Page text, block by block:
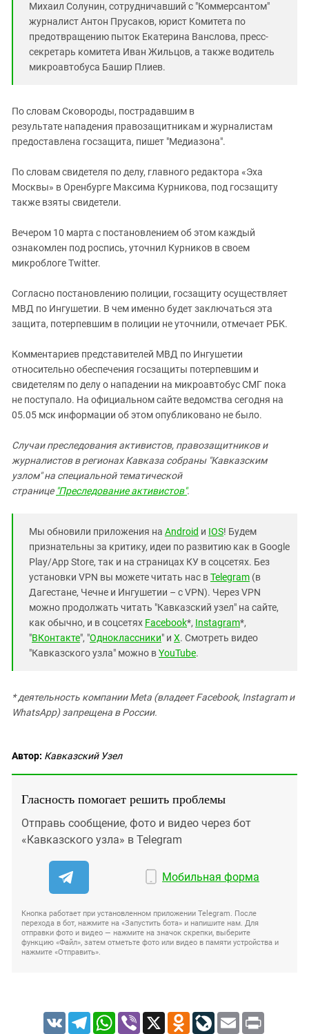
Михаил Солунин, сотрудничавший с "Коммерсантом"
журналист Антон Прусаков, юрист Комитета по
предотвращению пыток Екатерина Ванслова, пресс-
секретарь комитета Иван Жильцов, а также водитель
микроавтобуса Башир Плиев.
По словам Сковороды, пострадавшим в
результате нападения правозащитникам и журналистам
предоставлена госзащита, пишет "Медиазона".
По словам свидетеля по делу, главного редактора «Эха
Москвы» в Оренбурге Максима Курникова, под госзащиту
также взяты свидетели.
Вечером 10 марта с постановлением об этом каждый
ознакомлен под роспись, уточнил Курников в своем
микроблоге Twitter.
Согласно постановлению полиции, госзащиту осуществляет
МВД по Ингушетии. В чем именно будет заключаться эта
защита, потерпевшим в полиции не уточнили, отмечает РБК.
Комментариев представителей МВД по Ингушетии
относительно обеспечения госзащиты потерпевшим и
свидетелям по делу о нападении на микроавтобус СМГ пока
не поступало. На официальном сайте ведомства сегодня на
05.05 мск информации об этом опубликовано не было.
Случаи преследования активистов, правозащитников и
журналистов в регионах Кавказа собраны "Кавказским
узлом" на специальной тематической
странице "Преследование активистов".
Мы обновили приложения на Android и IOS! Будем
признательны за критику, идеи по развитию как в Google
Play/App Store, так и на страницах КУ в соцсетях. Без
установки VPN вы можете читать нас вTelegram (в
Дагестане, Чечне и Ингушетии – с VPN). Через VPN
можно продолжать читать "Кавказский узел" на сайте,
как обычно, и в соцсетях Facebook*, Instagram*,
"ВКонтакте", "Одноклассники" и X. Смотреть видео
"Кавказского узла" можно вYouTube.
* деятельность компании Meta (владеет Facebook, Instagram и
WhatsApp) запрещена в России.
Автор: Кавказский Узел
Гласность помогает решить проблемы
Отправь сообщение, фото и видео через бот
«Кавказского узла» в Telegram
Мобильная форма
Кнопка работает при установленном приложении Telegram. После
перехода в бот, нажмите на «Запустить бота» и напишите нам. Для
отправки фото и видео — нажмите на значок скрепки, выберите
функцию «Файл», затем отметьте фото или видео в памяти устройства и
нажмите «Отправить».
VK TelegramWhatsApp
Viber X Odnoklassniki
LiveJournal
Email Print